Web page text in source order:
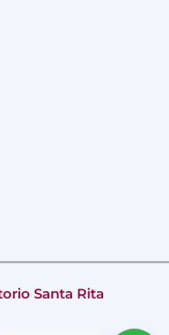
Santa Rita